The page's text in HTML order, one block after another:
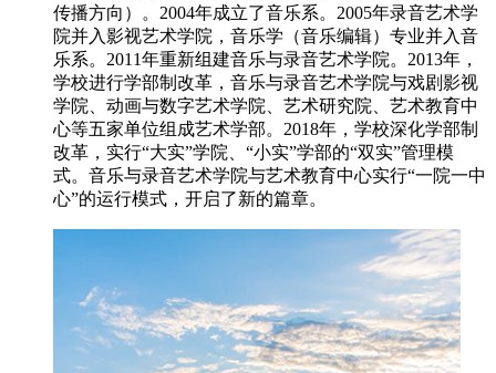
传播方向）。2004年成立了音乐系。2005年录音艺术学
院并入影视艺术学院，音乐学（音乐编辑）专业并入音
乐系。2011年重新组建音乐与录音艺术学院。2013年，
学校进行学部制改革，音乐与录音艺术学院与戏剧影视
学院、动画与数字艺术学院、艺术研究院、艺术教育中
心等五家单位组成艺术学部。2018年，学校深化学部制
改革，实行“大实”学院、“小实”学部的“双实”管理模
式。音乐与录音艺术学院与艺术教育中心实行“一院一中
心”的运行模式，开启了新的篇章。